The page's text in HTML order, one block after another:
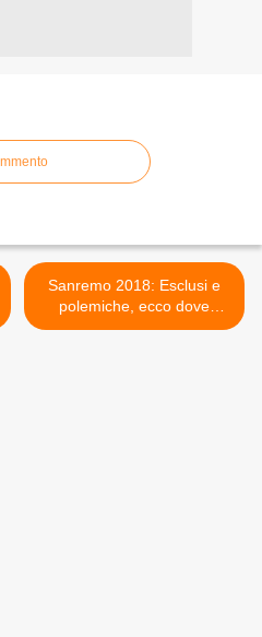
Sanremo 2018: Esclusi e
polemiche, ecco dove
sbagliano i bocciati >